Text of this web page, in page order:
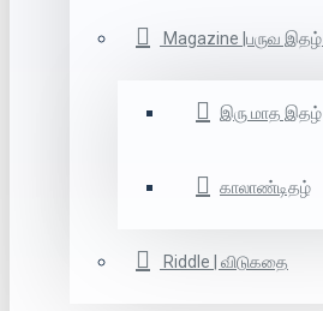
Magazine |பருவ இதழ்
இரு மாத இதழ்
காலாண்டிதழ்
Riddle | விடுகதை